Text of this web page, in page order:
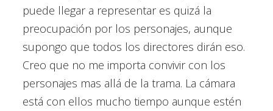
puede llegar a representar es quizá la
preocupación por los personajes, aunque
supongo que todos los directores dirán eso.
Creo que no me importa convivir con los
personajes mas allá de la trama. La cámara
está con ellos mucho tiempo aunque estén